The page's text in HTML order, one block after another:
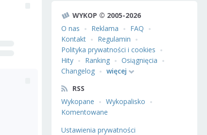
WYKOP © 2005-2026
O nas
Reklama
FAQ
Kontakt
Regulamin
Polityka prywatności i cookies
Hity
Ranking
Osiągnięcia
Changelog
więcej
RSS
Wykopane
Wykopalisko
Komentowane
Ustawienia prywatności